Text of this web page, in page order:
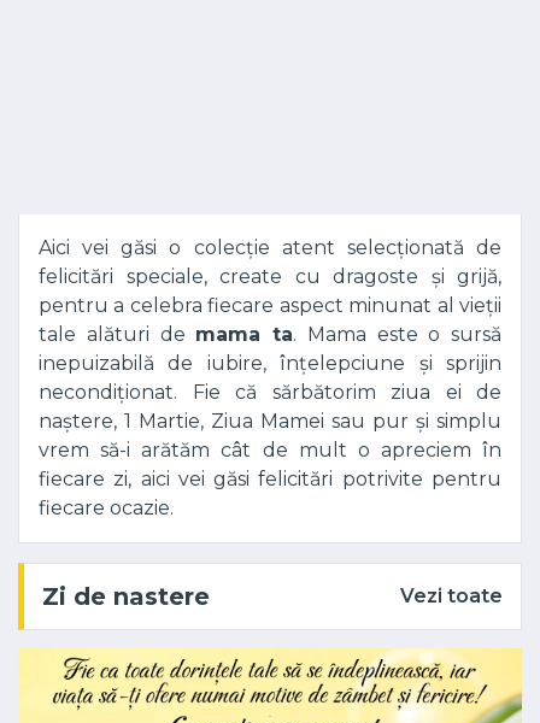
Aici vei găsi o colecție atent selecționată de
felicitări speciale, create cu dragoste și grijă,
pentru a celebra fiecare aspect minunat al vieții
tale alături de mama ta. Mama este o sursă
inepuizabilă de iubire, înțelepciune și sprijin
necondiționat. Fie că sărbătorim ziua ei de
naștere, 1 Martie, Ziua Mamei sau pur și simplu
vrem să-i arătăm cât de mult o apreciem în
fiecare zi, aici vei găsi felicitări potrivite pentru
fiecare ocazie.
Zi de nastere Vezi toate